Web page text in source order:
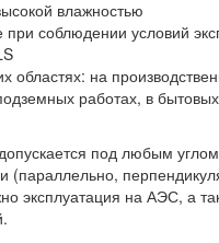
влажностью
соблюдении условий
областях: на
работах, в
под любым углом
(параллельно,
эксплуатация на АЭС, а